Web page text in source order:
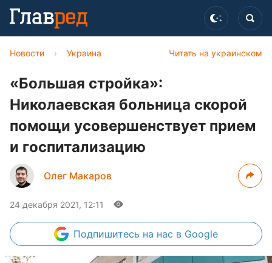
Читать на украинском
Новости › Украина
«Большая стройка»:
Николаевская больница скорой
помощи усовершенствует прием
и госпитализацию
Олег Макаров
24 декабря 2021, 12:11
Подпишитесь на нас в Google